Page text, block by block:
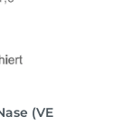
(VE